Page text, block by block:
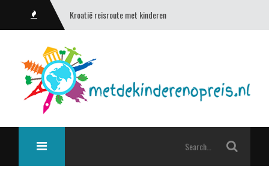
Kroatië reisroute met kinderen